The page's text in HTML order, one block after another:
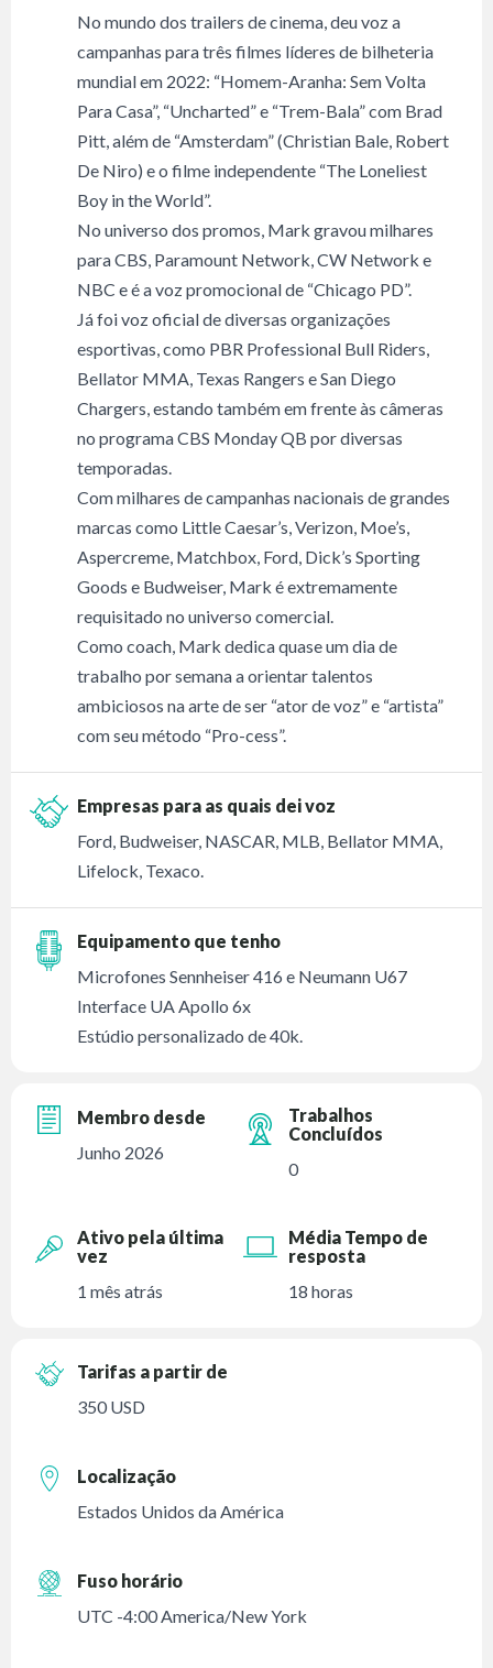
No mundo dos trailers de cinema, deu voz a
campanhas para três filmes líderes de bilheteria
mundial em 2022: “Homem-Aranha: Sem Volta
Para Casa”, “Uncharted” e “Trem-Bala” com Brad
Pitt, além de “Amsterdam” (Christian Bale, Robert
De Niro) e o filme independente “The Loneliest
Boy in the World”.
No universo dos promos, Mark gravou milhares
para CBS, Paramount Network, CW Network e
NBC e é a voz promocional de “Chicago PD”.
Já foi voz oficial de diversas organizações
esportivas, como PBR Professional Bull Riders,
Bellator MMA, Texas Rangers e San Diego
Chargers, estando também em frente às câmeras
no programa CBS Monday QB por diversas
temporadas.
Com milhares de campanhas nacionais de grandes
marcas como Little Caesar’s, Verizon, Moe’s,
Aspercreme, Matchbox, Ford, Dick’s Sporting
Goods e Budweiser, Mark é extremamente
requisitado no universo comercial.
Como coach, Mark dedica quase um dia de
trabalho por semana a orientar talentos
ambiciosos na arte de ser “ator de voz” e “artista”
com seu método “Pro-cess”.
Empresas para as quais dei voz
Ford, Budweiser, NASCAR, MLB, Bellator MMA,
Lifelock, Texaco.
Equipamento que tenho
Microfones Sennheiser 416 e Neumann U67
Interface UA Apollo 6x
Estúdio personalizado de 40k.
Membro desde
Junho 2026
Trabalhos
Concluídos
0
Ativo pela última
vez
1 mês atrás
Média Tempo de
resposta
18 horas
Tarifas a partir de
350 USD
Localização
Estados Unidos da América
Fuso horário
UTC -4:00 America/New York